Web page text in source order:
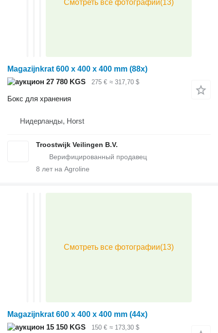
Magazijnkrat 600 x 400 x 400 mm (88x)
27 780 KGS
275 € ≈ 317,70 $
Бокс для хранения
Нидерланды, Horst
Troostwijk Veilingen B.V.
8 лет на Agroline
Magazijnkrat 600 x 400 x 400 mm (44x)
15 150 KGS
150 € ≈ 173,30 $